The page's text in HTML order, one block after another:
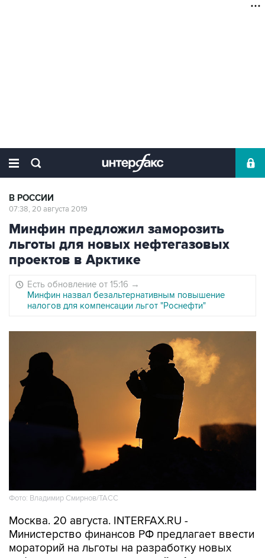
В РОССИИ
07:38, 20 августа 2019
Минфин предложил заморозить
льготы для новых нефтегазовых
проектов в Арктике
Есть обновление от 15:16 →
Минфин назвал безальтернативным повышение
налогов для компенсации льгот "Роснефти"
Фото: Владимир Смирнов/ТАСС
Москва. 20 августа. INTERFAX.RU -
Министерство финансов РФ предлагает ввести
мораторий на льготы на разработку новых